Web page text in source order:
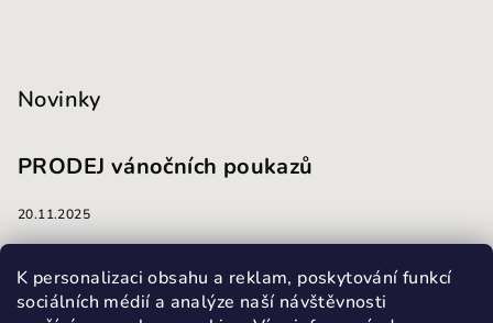
K personalizaci obsahu a reklam, poskytování funkcí
sociálních médií a analýze naší návštěvnosti
Novinky
PRODEJ vánočních poukazů
20.11.2025
masáže